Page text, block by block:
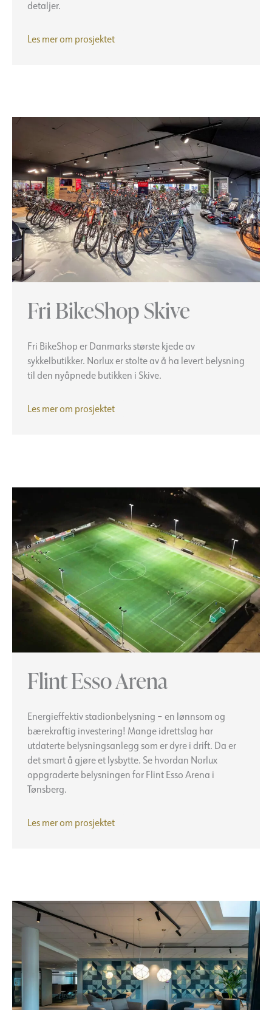
detaljer.
Les mer om prosjektetRestaurant
Fri BikeShop Skive
Fri BikeShop er Danmarks største kjede av
sykkelbutikker. Norlux er stolte av å ha levert belysning
til den nyåpnede butikken i Skive.
Les mer om prosjektetFri
Flint Esso Arena
Energieffektiv stadionbelysning – en lønnsom og
bærekraftig investering! Mange idrettslag har
utdaterte belysningsanlegg som er dyre i drift. Da er
det smart å gjøre et lysbytte. Se hvordan Norlux
oppgraderte belysningen for Flint Esso Arena i
Tønsberg.
Les mer om prosjektetFlint